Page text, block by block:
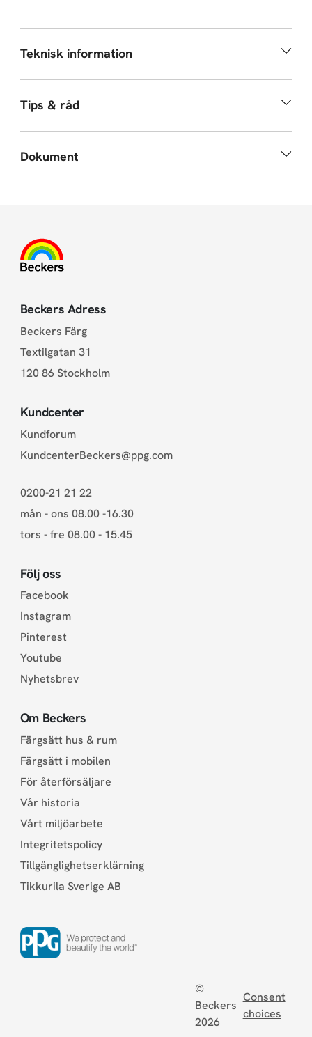
Teknisk information
Tips & råd
Dokument
Beckers Adress
Beckers Färg
Textilgatan 31
120 86 Stockholm
Kundcenter
Kundforum
KundcenterBeckers@ppg.com
0200-21 21 22
mån - ons 08.00 -16.30
tors - fre 08.00 - 15.45
Följ oss
Facebook
Instagram
Pinterest
Youtube
Nyhetsbrev
Om Beckers
Färgsätt hus & rum
Färgsätt i mobilen
För återförsäljare
Vår historia
Vårt miljöarbete
Integritetspolicy
Tillgänglighetserklärning
Tikkurila Sverige AB
©
Beckers
2026
Consent
choices